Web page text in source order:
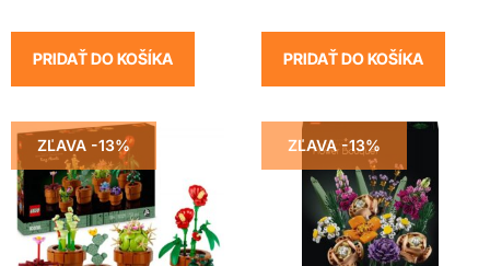
PRIDAŤ DO KOŠÍKA PRIDAŤ DO KOŠÍKA
ZĽAVA -13% ZĽAVA -13%